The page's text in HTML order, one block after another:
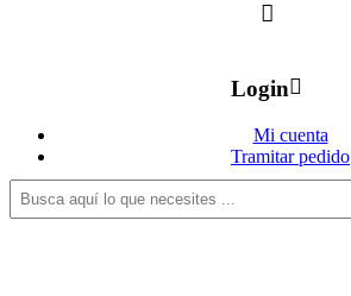
Login
Mi cuenta
Tramitar pedido